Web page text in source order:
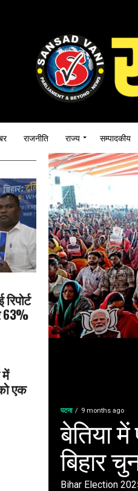
राजनीति राज्य सम्पादकीय
पटना 9 months ago
बेतिया में
बिहार
Bihar Election
63%
में
एक